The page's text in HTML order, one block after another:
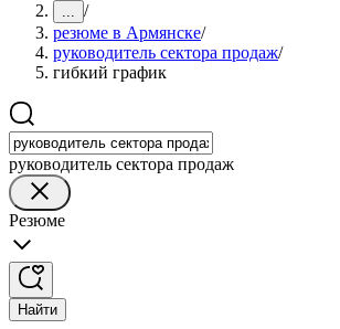
... /
резюме в Армянске/
руководитель сектора продаж/
гибкий график
руководитель сектора продаж
Резюме
Найти